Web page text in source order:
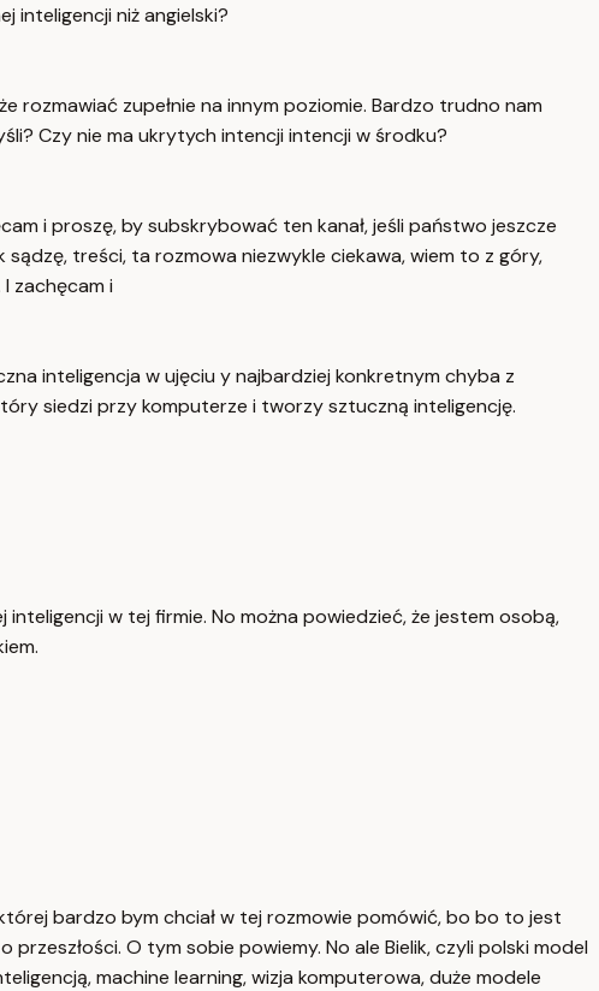
inteligencji niż angielski?
rozmawiać zupełnie na innym poziomie. Bardzo trudno nam
Czy nie ma ukrytych intencji intencji w środku?
i proszę, by subskrybować ten kanał, jeśli państwo jeszcze
treści, ta rozmowa niezwykle ciekawa, wiem to z góry,
zachęcam i
inteligencja w ujęciu y najbardziej konkretnym chyba z
siedzi przy komputerze i tworzy sztuczną inteligencję.
w tej firmie. No można powiedzieć, że jestem osobą,
bardzo bym chciał w tej rozmowie pomówić, bo bo to jest
O tym sobie powiemy. No ale Bielik, czyli polski model
machine learning, wizja komputerowa, duże modele